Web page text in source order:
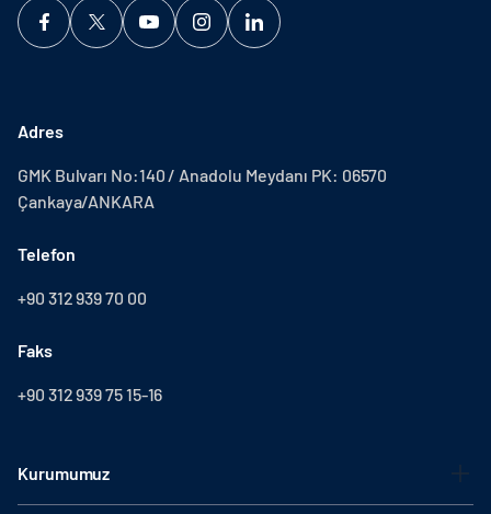
Adres
GMK Bulvarı No:140 / Anadolu Meydanı PK: 06570
Çankaya/ANKARA
Telefon
+90 312 939 70 00
Faks
+90 312 939 75 15-16
Kurumumuz